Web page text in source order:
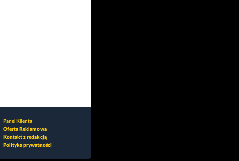
Panel Klienta
Oferta Reklamowa
Kontakt z redakcją
Polityka prywatności